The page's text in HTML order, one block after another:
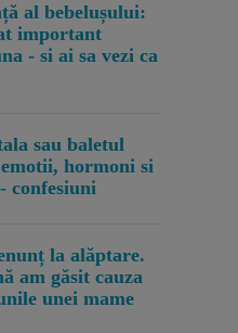
al bebelușului:
important
- si ai sa vezi ca
sau baletul
hormoni si
confesiuni
la alăptare.
am găsit cauza
unei mame